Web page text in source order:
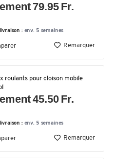
79.95 Fr.
: env. 5 semaines
Remarquer
roulants pour cloison mobile
45.50 Fr.
: env. 5 semaines
Remarquer